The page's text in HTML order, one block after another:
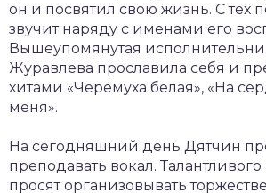
он и посвятил свою жизнь. С тех
звучит наряду с именами его
Вышеупомянутая
Журавлева прославила себя и
хитами «Черемуха белая», «На
меня».
На сегодняшний день Дятчин
преподавать вокал. Талантливого
просят организовывать